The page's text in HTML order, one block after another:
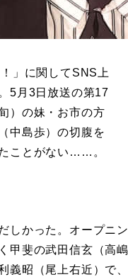
」に関してSNS上
5月3日放送の第17
）の妹・お市の方
中島歩）の切腹を
ことがない……。
かった。オープニ
甲斐の武田信玄（高
義昭（尾上右近）で